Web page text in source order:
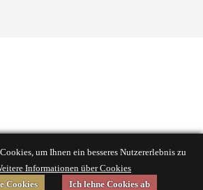
um Ihnen ein besseres Nutzererlebnis zu
Informationen über Cookies
Cookies
Ich lehne Cookies ab